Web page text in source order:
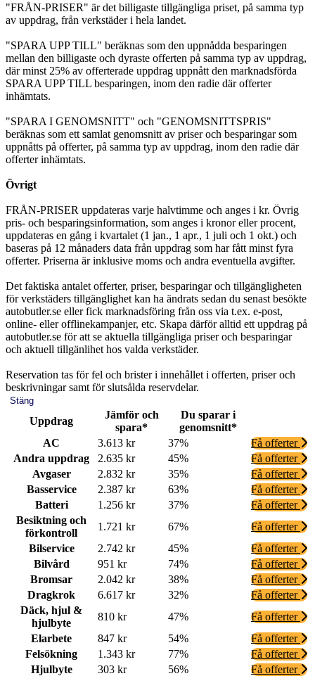
"FRÅN-PRISER" är det billigaste tillgängliga priset, på samma typ
av uppdrag, från verkstäder i hela landet.
"SPARA UPP TILL" beräknas som den uppnådda besparingen
mellan den billigaste och dyraste offerten på samma typ av uppdrag,
där minst 25% av offerterade uppdrag uppnått den marknadsförda
SPARA UPP TILL besparingen, inom den radie där offerter
inhämtats.
"SPARA I GENOMSNITT" och "GENOMSNITTSPRIS"
beräknas som ett samlat genomsnitt av priser och besparingar som
uppnåtts på offerter, på samma typ av uppdrag, inom den radie där
offerter inhämtats.
Övrigt
FRÅN-PRISER uppdateras varje halvtimme och anges i kr. Övrig
pris- och besparingsinformation, som anges i kronor eller procent,
uppdateras en gång i kvartalet (1 jan., 1 apr., 1 juli och 1 okt.) och
baseras på 12 månaders data från uppdrag som har fått minst fyra
offerter. Priserna är inklusive moms och andra eventuella avgifter.
Det faktiska antalet offerter, priser, besparingar och tillgängligheten
för verkstäders tillgänglighet kan ha ändrats sedan du senast besökte
autobutler.se eller fick marknadsföring från oss via t.ex. e-post,
online- eller offlinekampanjer, etc. Skapa därför alltid ett uppdrag på
autobutler.se för att se aktuella tillgängliga priser och besparingar
och aktuell tillgänlihet hos valda verkstäder.
Reservation tas för fel och brister i innehållet i offerten, priser och
beskrivningar samt för slutsålda reservdelar.
Stäng
Uppdrag
Jämför och
spara*
Du sparar i
genomsnitt*
AC
3.613 kr 37%
Få offerter
Andra uppdrag
2.635 kr 45%
Få offerter
Avgaser
2.832 kr 35%
Få offerter
Basservice
2.387 kr 63%
Få offerter
Batteri
1.256 kr 37%
Få offerter
Besiktning och
förkontroll
1.721 kr 67%
Få offerter
Bilservice
2.742 kr 45%
Få offerter
Bilvård
951 kr 74%
Få offerter
Bromsar
2.042 kr 38%
Få offerter
Dragkrok
6.617 kr 32%
Få offerter
Däck, hjul &
hjulbyte
810 kr 47%
Få offerter
Elarbete
847 kr 54%
Få offerter
Felsökning
1.343 kr 77%
Få offerter
Hjulbyte
303 kr 56%
Få offerter